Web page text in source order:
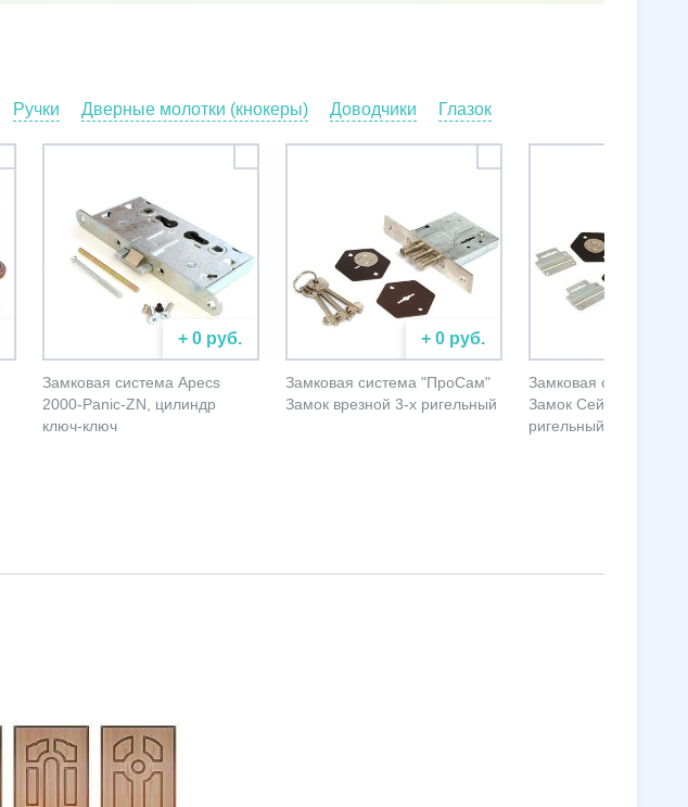
Ручки Дверные молотки (кнокеры) Доводчики Глазок
+ 0 руб.
Замковая система Apecs
2000-Panic-ZN, цилиндр
ключ-ключ
+ 0 руб.
Замковая система "ПроСам"
Замок врезной 3-х ригельный
Замковая система
Замок Сейфовый 4-х
ригельный